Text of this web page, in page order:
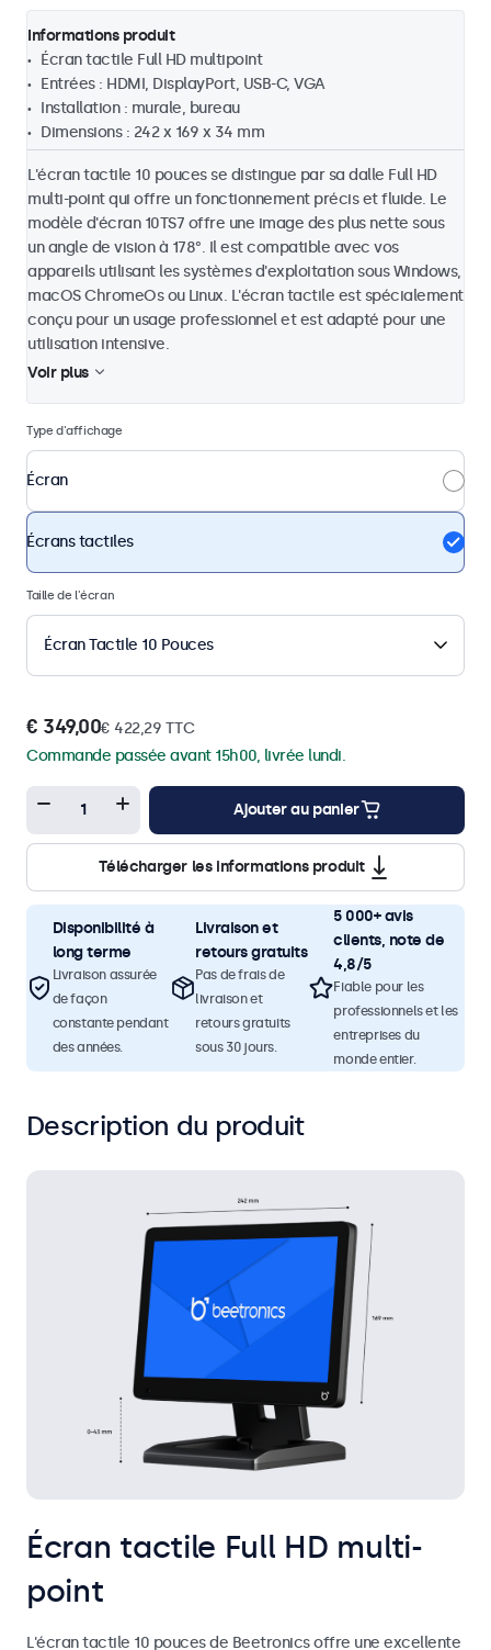
Informations produit
Écran tactile Full HD multipoint
Entrées : HDMI, DisplayPort, USB-C, VGA
Installation : murale, bureau
Dimensions : 242 x 169 x 34 mm
L'écran tactile 10 pouces se distingue par sa dalle Full HD
multi-point qui offre un fonctionnement précis et fluide. Le
modèle d'écran 10TS7 offre une image des plus nette sous
un angle de vision à 178°. Il est compatible avec vos
appareils utilisant les systèmes d'exploitation sous Windows,
macOS ChromeOs ou Linux. L'écran tactile est spécialement
conçu pour un usage professionnel et est adapté pour une
utilisation intensive.
Voir plus
Type d'affichage
Écran
Écrans tactiles
Taille de l'écran
Écran Tactile 10 Pouces
€ 349,00€ 422,29 TTC
Commande passée avant 15h00, livrée lundi.
Ajouter au panier
Télécharger les informations produit
Disponibilité à
long terme
Livraison assurée
de façon
constante pendant
des années.
Livraison et
retours gratuits
Pas de frais de
livraison et
retours gratuits
sous 30 jours.
5 000+ avis
clients, note de
4,8/5
Fiable pour les
professionnels et les
entreprises du
monde entier.
Description du produit
Écran tactile Full HD multi-
point
L'écran tactile 10 pouces de Beetronics offre une excellente